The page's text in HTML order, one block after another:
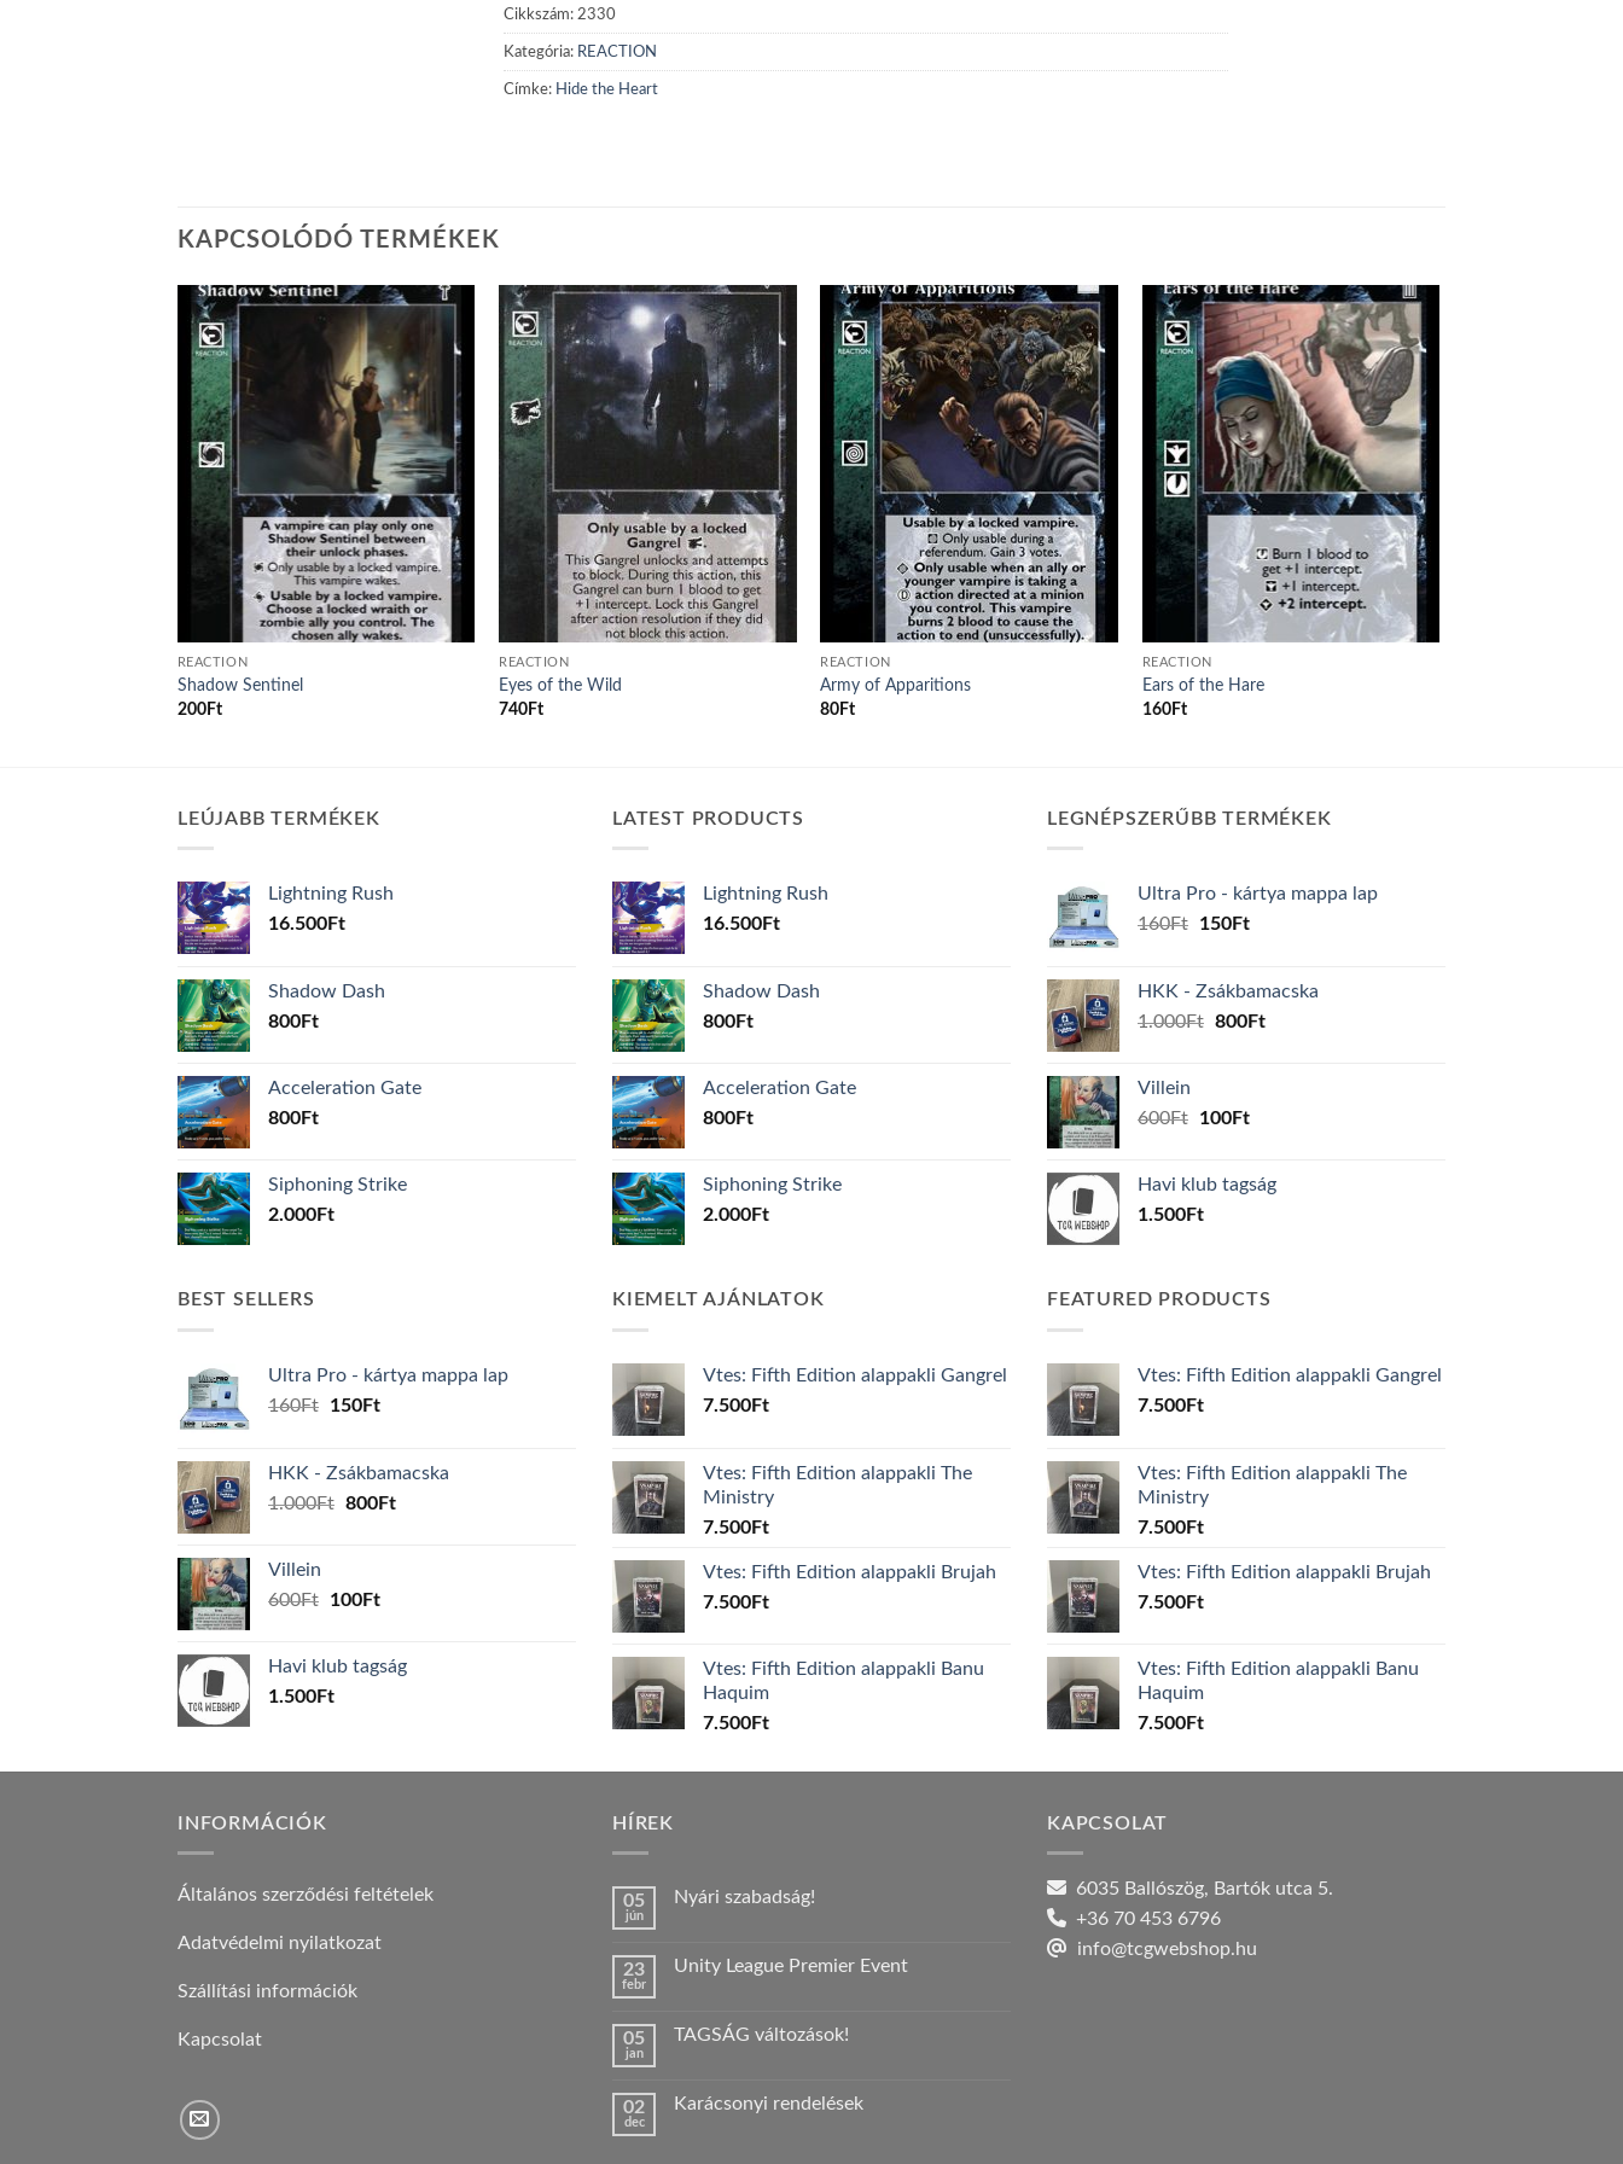
Cikkszám: 2330
Kategória: REACTION
Címke: Hide the Heart
KAPCSOLÓDÓ TERMÉKEK
Add to
wishlist
REACTION
Shadow Sentinel
200Ft
Add to
wishlist
REACTION
Eyes of the Wild
740 Ft
Add to
wishlist
REACTION
Army of Apparitions
80 Ft
Add to
wishlist
REACTION
Ears of the Hare
160Ft
LEÚJABB TERMÉKEK
Lightning Rush
16.500Ft
Shadow Dash
800Ft
Acceleration Gate
800Ft
Siphoning Strike
2.000Ft
LATEST PRODUCTS
Lightning Rush
16.500Ft
Shadow Dash
800Ft
Acceleration Gate
800Ft
Siphoning Strike
2.000Ft
LEGNÉPSZERŰBB TERMÉKEK
Ultra Pro - kártya mappa lap
160Ft
Original
160Ft.
150FtCurrent
150Ft.
HKK - Zsákbamacska
1.000Ft Original
800FtCurrent
Villein
600Ft
Original
600Ft.
100FtCurrent
100Ft.
Havi klub tagság
1.500Ft
BEST SELLERS
Ultra Pro - kártya mappa lap
160Ft
Original
160Ft.
150FtCurrent
150Ft.
HKK - Zsákbamacska
1.000Ft Original
800FtCurrent
Villein
600Ft
Original
600Ft.
100FtCurrent
100Ft.
Havi klub tagság
1.500Ft
KIEMELT AJÁNLATOK
Vtes: Fifth Edition alappakli Gangrel
7.500Ft
Vtes: Fifth Edition alappakli The
Ministry
7.500Ft
Vtes: Fifth Edition alappakli Brujah
7.500Ft
Vtes: Fifth Edition alappakli Banu
Haquim
7.500Ft
FEATURED PRODUCTS
Vtes: Fifth Edition alappakli Gangrel
7.500Ft
Vtes: Fifth Edition alappakli The
Ministry
7.500Ft
Vtes: Fifth Edition alappakli Brujah
7.500Ft
Vtes: Fifth Edition alappakli Banu
Haquim
7.500Ft
INFORMÁCIÓK
Általános szerződési feltételek
Adatvédelmi nyilatkozat
Szállítási információk
Kapcsolat
HÍREK
05
jún
Nyári szabadság!
Nyári
23
febr
Unity League Premier Event
Unity
bejegyzéshez
05
jan
TAGSÁG változások!
TAGSÁG
02
dec
Karácsonyi rendelések
KAPCSOLAT
6035 Ballószög, Bartók utca 5.
+36 70 453 6796
info@tcgwebshop.hu